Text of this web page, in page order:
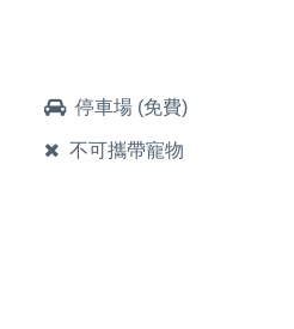
停車場 (免費)
不可攜帶寵物